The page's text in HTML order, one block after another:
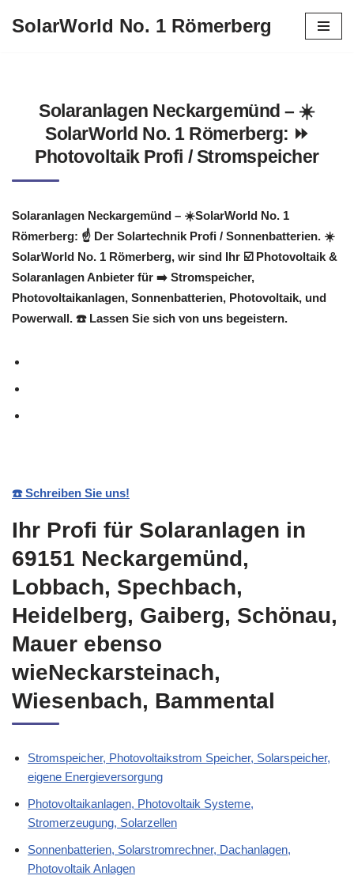
SolarWorld No. 1 Römerberg
Solaranlagen Neckargemünd – ☀️
SolarWorld No. 1 Römerberg: ⏩
Photovoltaik Profi / Stromspeicher
Solaranlagen Neckargemünd – ☀️SolarWorld No. 1
Römerberg: ☝️ Der Solartechnik Profi / Sonnenbatterien. ☀️
SolarWorld No. 1 Römerberg, wir sind Ihr ☑️ Photovoltaik &
Solaranlagen Anbieter für ➡️ Stromspeicher,
Photovoltaikanlagen, Sonnenbatterien, Photovoltaik, und
Powerwall. ☎️ Lassen Sie sich von uns begeistern.
☎️ Schreiben Sie uns!
Ihr Profi für Solaranlagen in
69151 Neckargemünd,
Lobbach, Spechbach,
Heidelberg, Gaiberg, Schönau,
Mauer ebenso
wieNeckarsteinach,
Wiesenbach, Bammental
Stromspeicher, Photovoltaikstrom Speicher, Solarspeicher,
eigene Energieversorgung
Photovoltaikanlagen, Photovoltaik Systeme,
Stromerzeugung, Solarzellen
Sonnenbatterien, Solarstromrechner, Dachanlagen,
Photovoltaik Anlagen